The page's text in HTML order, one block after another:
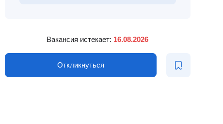
Вакансия истекает: 16.08.2026
Откликнуться